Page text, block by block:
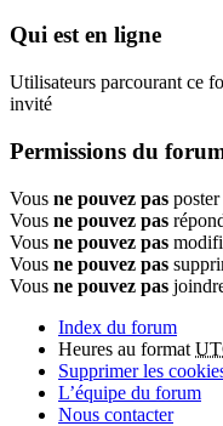
Qui est en ligne
Utilisateurs parcourant ce
invité
Permissions du
Vous ne pouvez pas
Vous ne pouvez pas
Vous ne pouvez pas
Vous ne pouvez pas
Vous ne pouvez pas
Index du forum
Heures au format
Supprimer les
L’équipe du forum
Nous contacter